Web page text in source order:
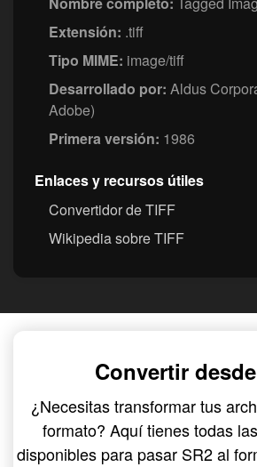
Extensión: .tiff
Tipo MIME: image/tiff
Desarrollado por: Aldus
Adobe)
Primera versión: 1986
Enlaces y recursos útiles
Convertidor de TIFF
Wikipedia sobre TIFF
Convertir
¿Necesitas transformar tus
formato? Aquí tienes todas
disponibles para pasar SR2 al